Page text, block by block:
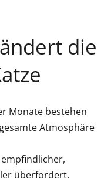
die
Monate bestehen
Atmosphäre
überfordert.